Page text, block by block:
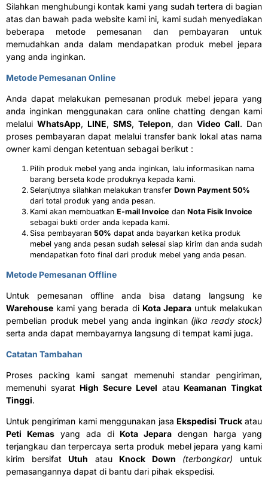
Silahkan menghubungi kontak kami yang sudah tertera di bagian
atas dan bawah pada website kami ini, kami sudah menyediakan
beberapa metode pemesanan dan pembayaran untuk
memudahkan anda dalam mendapatkan produk mebel jepara
yang anda inginkan.
Metode Pemesanan Online
Anda dapat melakukan pemesanan produk mebel jepara yang
anda inginkan menggunakan cara online chatting dengan kami
melalui WhatsApp, LINE, SMS, Telepon, dan Video Call. Dan
proses pembayaran dapat melalui transfer bank lokal atas nama
owner kami dengan ketentuan sebagai berikut :
Pilih produk mebel yang anda inginkan, lalu informasikan nama
barang berseta kode produknya kepada kami.
Selanjutnya silahkan melakukan transfer Down Payment 50%
dari total produk yang anda pesan.
Kami akan membuatkan E-mail Invoice dan Nota Fisik Invoice
sebagai bukti order anda kepada kami.
Sisa pembayaran 50% dapat anda bayarkan ketika produk
mebel yang anda pesan sudah selesai siap kirim dan anda sudah
mendapatkan foto final dari produk mebel yang anda pesan.
Metode Pemesanan Offline
Untuk pemesanan offline anda bisa datang langsung ke
Warehouse kami yang berada di Kota Jeparauntuk melakukan
pembelian produk mebel yang anda inginkan (jika ready stock)
serta anda dapat membayarnya langsung di tempat kami juga.
Catatan Tambahan
Proses packing kami sangat memenuhi standar pengiriman,
memenuhi syarat High Secure Level atau Keamanan Tingkat
Tinggi.
Untuk pengiriman kami menggunakan jasa Ekspedisi Truckatau
Peti Kemasyang ada di Kota Jepara dengan harga yang
terjangkau dan terpercaya serta produk mebel jepara yang kami
kirim bersifat Utuh atau Knock Down (terbongkar) untuk
pemasangannya dapat di bantu dari pihak ekspedisi.